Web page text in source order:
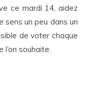
ce mardi 14, aidez
sens un peu dans un
de voter chaque
souhaite.